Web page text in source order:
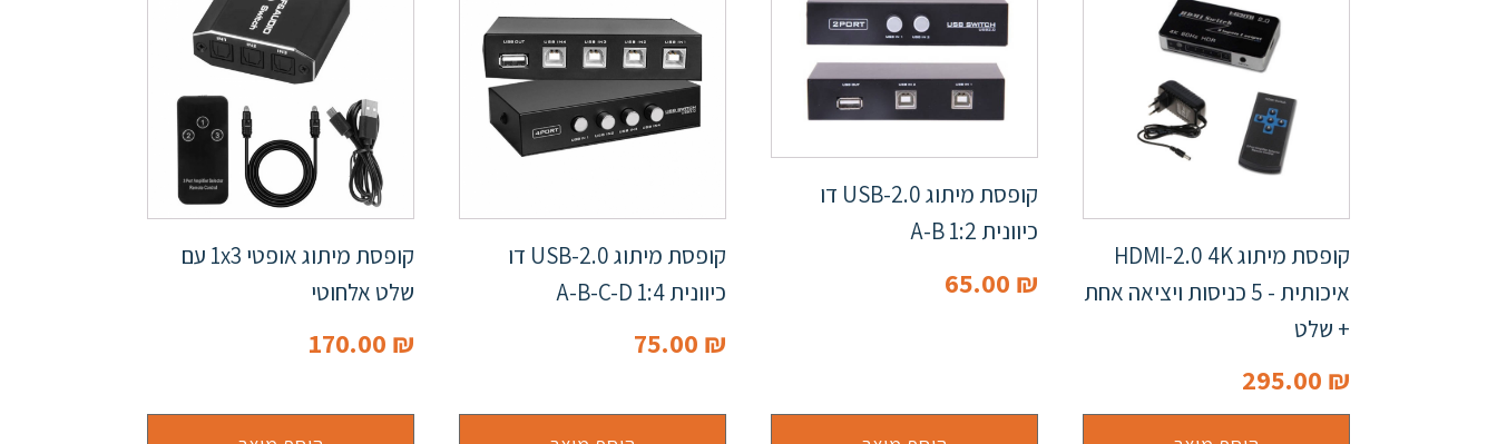
קופסת מיתוג HDMI-2.0 4K
איכותית - 5 כניסות ויציאה אחת
+ שלט
295.00 ₪
קופסת מיתוג USB-2.0 דו
כיוונית 1:2 A-B
65.00 ₪
קופסת מיתוג USB-2.0 דו
כיוונית 1:4 A-B-C-D
75.00 ₪
קופסת מיתוג אופטי 1x3 עם
שלט אלחוטי
170.00 ₪